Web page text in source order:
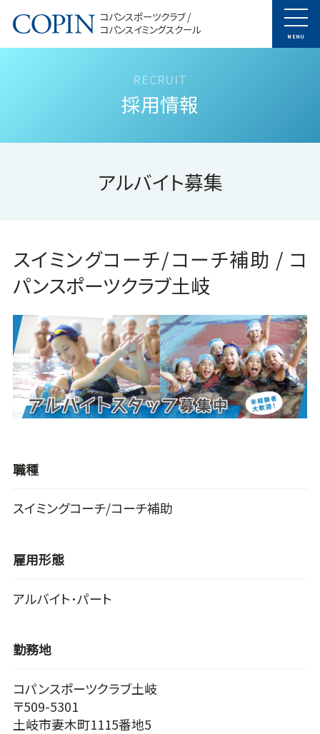
コパンスポーツクラブ /
コパンスイミングスクール
MENU
採用情報
アルバイト募集
スイミングコーチ/コーチ補助 / コ
パンスポーツクラブ土岐
職種
スイミングコーチ/コーチ補助
雇用形態
アルバイト･パート
勤務地
コパンスポーツクラブ土岐
〒509-5301
土岐市妻木町1115番地5